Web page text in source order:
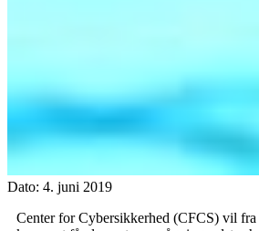
Dato: 4. juni 2019
Center for Cybersikkerhed (CFCS) vil